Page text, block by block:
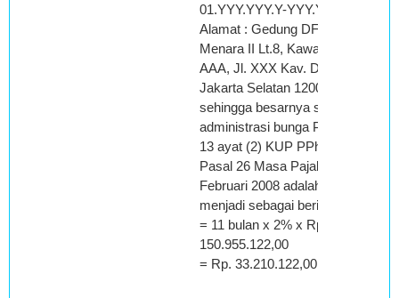
01.YYY.YYY.Y-YYY.YY,
Alamat : Gedung DFG
Menara II Lt.8, Kawasan
AAA, Jl. XXX Kav. DD,
Jakarta Selatan 12000,
sehingga besarnya sanksi
administrasi bunga Pasal
13 ayat (2) KUP PPh
Pasal 26 Masa Pajak
Februari 2008 adalah
menjadi sebagai berikut:
= 11 bulan x 2% x Rp.
150.955.122,00
= Rp. 33.210.122,00